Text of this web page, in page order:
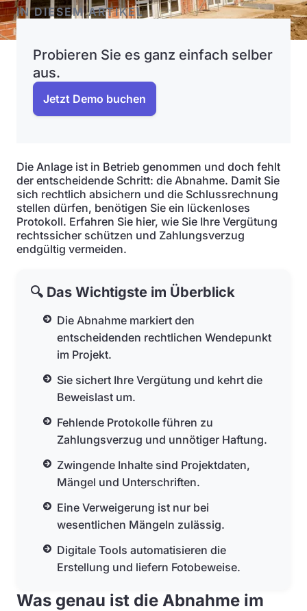
IN DIESEM ARTIKEL
Probieren Sie es ganz einfach selber
aus.
Jetzt Demo buchen
Die Anlage ist in Betrieb genommen und doch fehlt
der entscheidende Schritt: die Abnahme. Damit Sie
sich rechtlich absichern und die Schlussrechnung
stellen dürfen, benötigen Sie ein lückenloses
Protokoll. Erfahren Sie hier, wie Sie Ihre Vergütung
rechtssicher schützen und Zahlungsverzug
endgültig vermeiden.
🔍 Das Wichtigste im Überblick
Die Abnahme markiert den
entscheidenden rechtlichen Wendepunkt
im Projekt.
Sie sichert Ihre Vergütung und kehrt die
Beweislast um.
Fehlende Protokolle führen zu
Zahlungsverzug und unnötiger Haftung.
Zwingende Inhalte sind Projektdaten,
Mängel und Unterschriften.
Eine Verweigerung ist nur bei
wesentlichen Mängeln zulässig.
Digitale Tools automatisieren die
Erstellung und liefern Fotobeweise.
Was genau ist die Abnahme im